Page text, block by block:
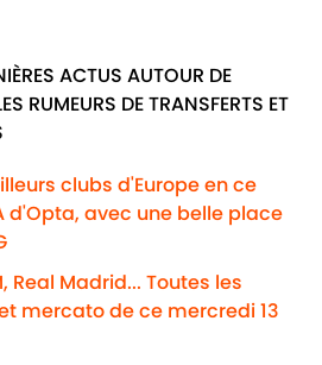
ACTUS AUTOUR DE
RUMEURS DE TRANSFERTS ET
clubs d'Europe en ce
d'Opta, avec une belle place
Real Madrid... Toutes les
mercato de ce mercredi 13